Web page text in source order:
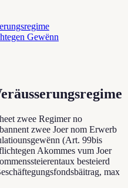
Gewënn
zwee Regimer no
zwee Joer nom Erwerb
(Art. 99bis
Akommes vum Joer
besteierd
max